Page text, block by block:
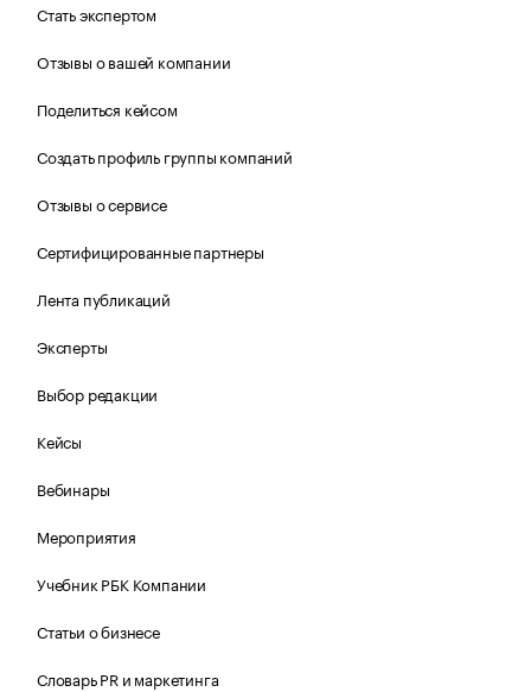
Стать экспертом
Отзывы о вашей компании
Поделиться кейсом
Создать профиль группы компаний
Отзывы о сервисе
Сертифицированные партнеры
Лента публикаций
Эксперты
Выбор редакции
Кейсы
Вебинары
Мероприятия
Учебник РБК Компании
Статьи о бизнесе
Словарь PR и маркетинга